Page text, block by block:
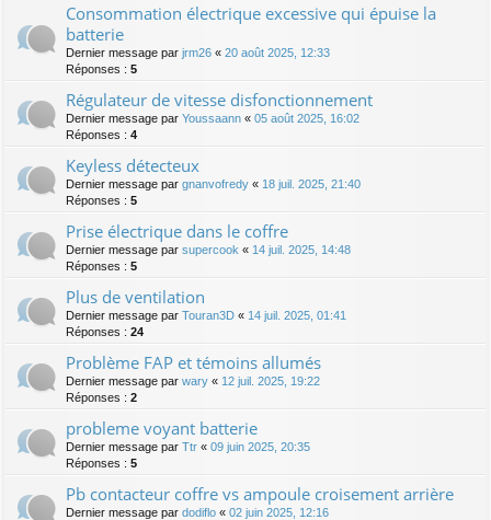
Consommation électrique excessive qui épuise la
batterie
Dernier message par jrm26 « 20 août 2025, 12:33
Réponses : 5
Régulateur de vitesse disfonctionnement
Dernier message par Youssaann « 05 août 2025, 16:02
Réponses : 4
Keyless détecteux
Dernier message par gnanvofredy « 18 juil. 2025, 21:40
Réponses : 5
Prise électrique dans le coffre
Dernier message par supercook « 14 juil. 2025, 14:48
Réponses : 5
Plus de ventilation
Dernier message par Touran3D « 14 juil. 2025, 01:41
Réponses : 24
Problème FAP et témoins allumés
Dernier message par wary « 12 juil. 2025, 19:22
Réponses : 2
probleme voyant batterie
Dernier message par Ttr « 09 juin 2025, 20:35
Réponses : 5
Pb contacteur coffre vs ampoule croisement arrière
Dernier message par dodiflo « 02 juin 2025, 12:16